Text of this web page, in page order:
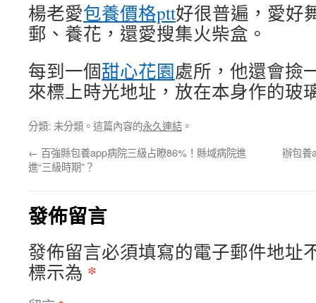
楊老愛包養價格ptt好很普遍，愛好
郵、養花，還愛搜集火柴盒。
每到一個甜心花園處所，他還會撿
來標上時光地址，放在本身作的玻
分類: 未分類。這篇內容的永久連結 。
← 百強縣包養app病院三級占瞭86%！縣域病院進
進“三級時期”？
辦包養
發佈留言
發佈留言必須填寫的電子郵件地址
標示為 *